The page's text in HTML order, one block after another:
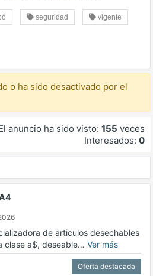
seguridad vigente
o ha sido desactivado por el
anuncio ha sido visto: 155 veces
Interesados: 0
de articulos desechables
clase a$, deseable… Ver más
Oferta destacada